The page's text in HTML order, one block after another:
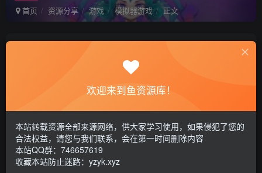
首页 资源分享 游戏 模拟器游戏 正文
私信
整合版XCI
资源下载
夸克网盘
欢迎来到鱼资源库！
本站转载资源全部来源网络，供大家学习使用，如果侵犯了您的
合法权益，请您与我们联系，会在第一时间删除内容
本站QQ群：746657619
收藏本站防止迷路：yzyk.xyz